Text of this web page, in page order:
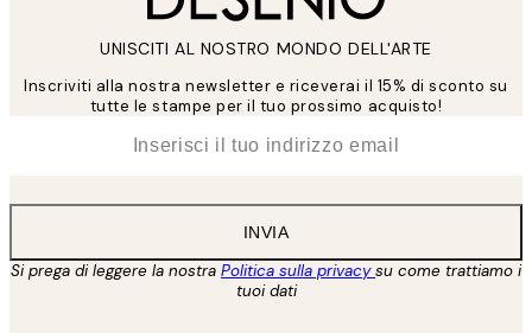
UNISCITI AL NOSTRO MONDO DELL'ARTE
Inscriviti alla nostra newsletter e riceverai il 15% di sconto su
tutte le stampe per il tuo prossimo acquisto!
INVIA
Si prega di leggere la nostra Politica sulla privacysu come trattiamo i
tuoi dati